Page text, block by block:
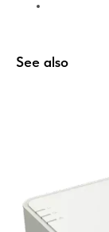
See also